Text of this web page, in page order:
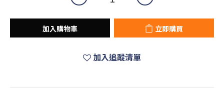
加入購物車 立即購買
加入追蹤清單